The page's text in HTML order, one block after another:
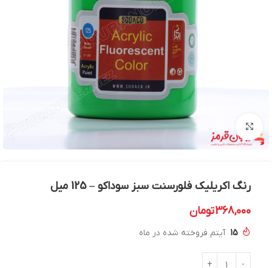
بزرگنمایی تصویر
رنگ اکریلیک فلورسنت سبز سوداکو – 125 میل
368,000تومان
15 آیتم فروخته شده در ماه